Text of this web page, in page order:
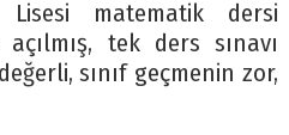
matematik dersi
tek ders sınavı
sınıf geçmenin zor,